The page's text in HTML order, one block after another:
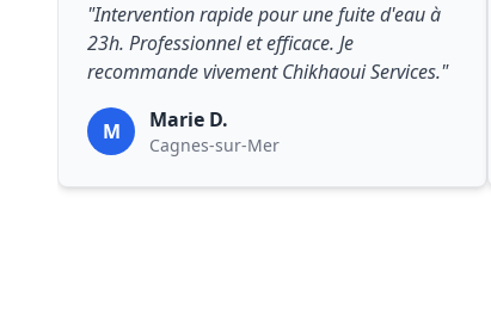
"Intervention rapide pour une fuite d'eau à
23h. Professionnel et efficace. Je
recommande vivement Chikhaoui Services."
M Marie D.
Cagnes-sur-Mer